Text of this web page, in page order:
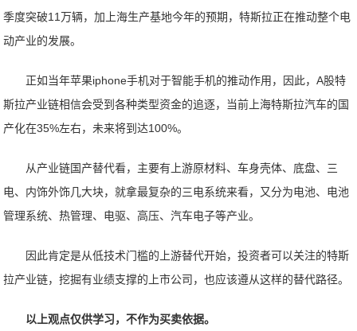
季度突破11万辆，加上海生产基地今年的预期，特斯拉正在推动整个电
动产业的发展。
正如当年苹果iphone手机对于智能手机的推动作用，因此，A股特
斯拉产业链相信会受到各种类型资金的追逐，当前上海特斯拉汽车的国
产化在35%左右，未来将到达100%。
从产业链国产替代看，主要有上游原材料、车身壳体、底盘、三
电、内饰外饰几大块，就拿最复杂的三电系统来看，又分为电池、电池
管理系统、热管理、电驱、高压、汽车电子等产业。
因此肯定是从低技术门槛的上游替代开始，投资者可以关注的特斯
拉产业链，挖掘有业绩支撑的上市公司，也应该遵从这样的替代路径。
以上观点仅供学习，不作为买卖依据。